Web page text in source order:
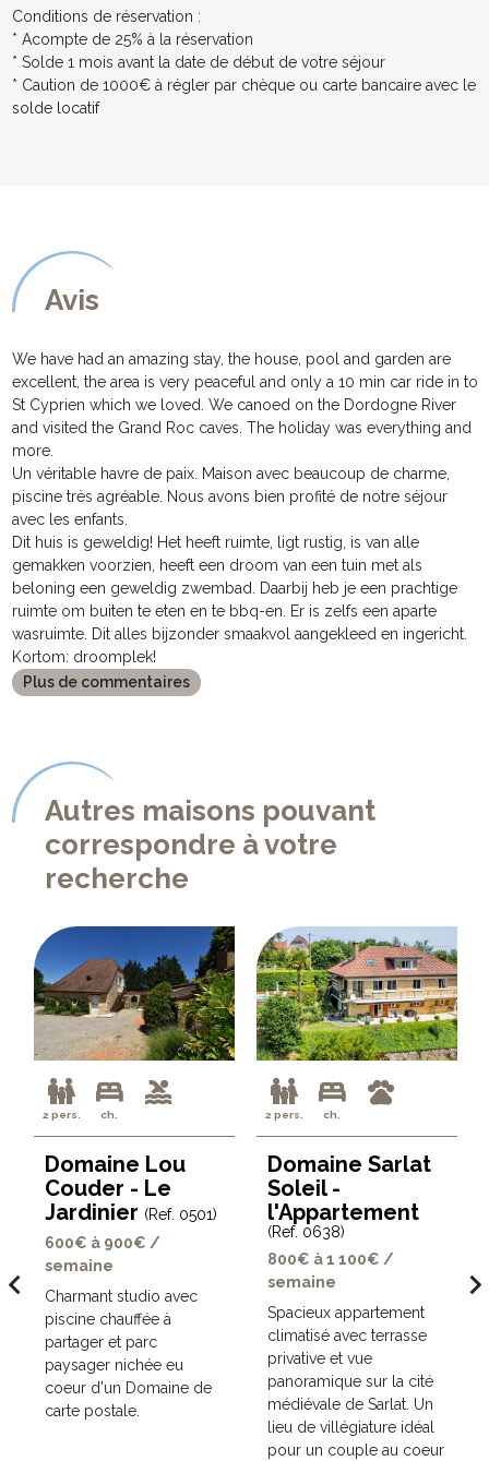
Conditions de réservation :
* Acompte de 25% à la réservation
* Solde 1 mois avant la date de début de votre séjour
* Caution de 1000€ à régler par chèque ou carte bancaire avec le
solde locatif
Avis
We have had an amazing stay, the house, pool and garden are
excellent, the area is very peaceful and only a 10 min car ride in to
St Cyprien which we loved. We canoed on the Dordogne River
and visited the Grand Roc caves. The holiday was everything and
more.
Un véritable havre de paix. Maison avec beaucoup de charme,
piscine très agréable. Nous avons bien profité de notre séjour
avec les enfants.
Dit huis is geweldig! Het heeft ruimte, ligt rustig, is van alle
gemakken voorzien, heeft een droom van een tuin met als
beloning een geweldig zwembad. Daarbij heb je een prachtige
ruimte om buiten te eten en te bbq-en. Er is zelfs een aparte
wasruimte. Dit alles bijzonder smaakvol aangekleed en ingericht.
Kortom: droomplek!
Plus de commentaires
Autres maisons pouvant
correspondre à votre
recherche
2 pers. ch.
Domaine Lou
Couder - Le
Jardinier (Ref. 0501)
600€ à 900€ /
semaine
Charmant studio avec
piscine chauffée à
partager et parc
paysager nichée eu
coeur d'un Domaine de
carte postale.
2 pers. ch.
Domaine Sarlat
Soleil -
l'Appartement
(Ref. 0638)
800€ à 1 100€ /
semaine
Spacieux appartement
climatisé avec terrasse
privative et vue
panoramique sur la cité
médiévale de Sarlat. Un
lieu de villégiature idéal
pour un couple au coeur